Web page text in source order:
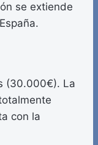
se extiende
(30.000€). La
con la